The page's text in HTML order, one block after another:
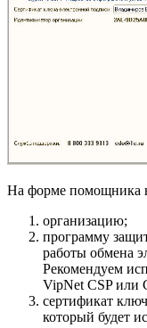
На форме помощника
организацию;
программу
работы обмена
Рекомендуем
VipNet CSP или
сертификат
который будет